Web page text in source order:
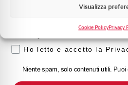
Visualizza
Cookie PolicyPrivacy
Voglio ricevere
Ho letto e accetto la
Niente spam, solo contenuti utili. Puoi